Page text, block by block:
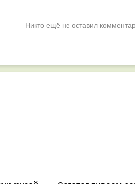
Никто ещё не оставил